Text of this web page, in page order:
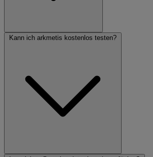
Kann ich arkmetis kostenlos testen?